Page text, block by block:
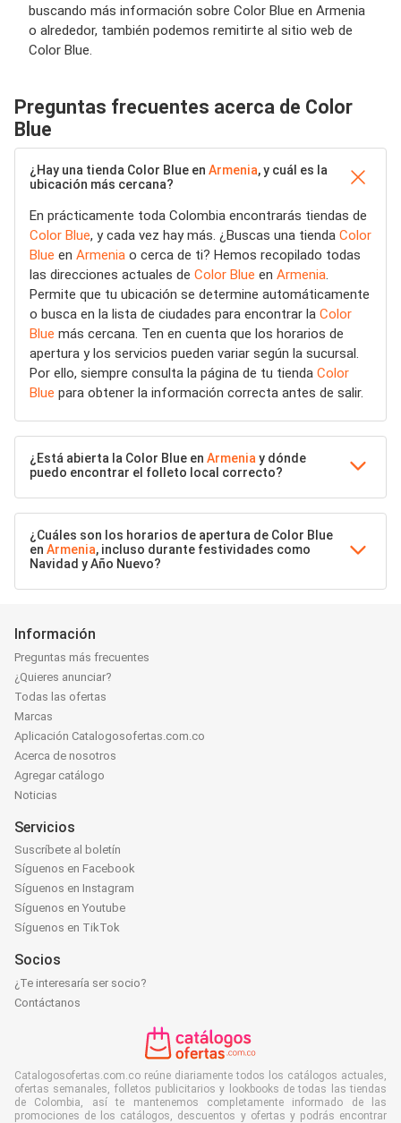
buscando más información sobre Color Blue en Armenia
o alrededor, también podemos remitirte al sitio web de
Color Blue.
Preguntas frecuentes acerca de Color
Blue
¿Hay una tienda Color Blue en Armenia, y cuál es la
ubicación más cercana?
En prácticamente toda Colombia encontrarás tiendas de
Color Blue, y cada vez hay más. ¿Buscas una tienda Color
Blue en Armenia o cerca de ti? Hemos recopilado todas
las direcciones actuales de Color Blue en Armenia.
Permite que tu ubicación se determine automáticamente
o busca en la lista de ciudades para encontrar la Color
Blue más cercana. Ten en cuenta que los horarios de
apertura y los servicios pueden variar según la sucursal.
Por ello, siempre consulta la página de tu tienda Color
Blue para obtener la información correcta antes de salir.
¿Está abierta la Color Blue en Armenia y dónde
puedo encontrar el folleto local correcto?
¿Cuáles son los horarios de apertura de Color Blue
en Armenia, incluso durante festividades como
Navidad y Año Nuevo?
Información
Preguntas más frecuentes
¿Quieres anunciar?
Todas las ofertas
Marcas
Aplicación Catalogosofertas.com.co
Acerca de nosotros
Agregar catálogo
Noticias
Servicios
Suscríbete al boletín
Síguenos en Facebook
Síguenos en Instagram
Síguenos en Youtube
Síguenos en TikTok
Socios
¿Te interesaría ser socio?
Contáctanos
Catalogosofertas.com.co reúne diariamente todos los catálogos actuales,
ofertas semanales, folletos publicitarios y lookbooks de todas las tiendas
de Colombia, así te mantenemos completamente informado de las
promociones de los catálogos, descuentos y ofertas y podrás encontrar